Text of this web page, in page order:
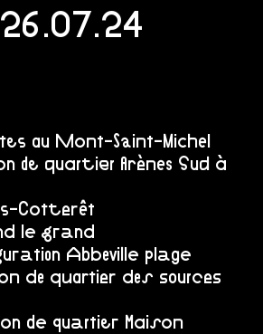
au Mont-Saint-Michel
de quartier Arènes Sud à
Cotterêt
le grand
Abbeville plage
de quartier des sources
de quartier Maison